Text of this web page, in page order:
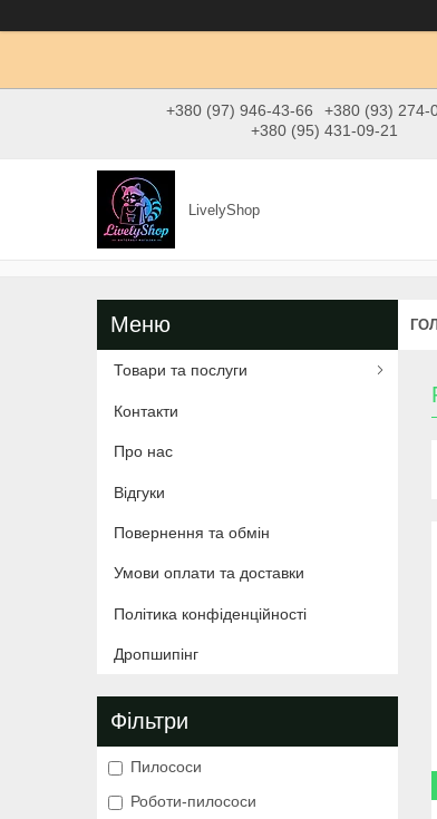
+380 (97) 946-43-66
+380 (93) 274-
+380 (95) 431-09-21
LivelyShop
Товари та послуги
Контакти
Про нас
Відгуки
Повернення та обмін
Умови оплати та доставки
Політика конфіденційності
Дропшипінг
Фільтри
Пилососи
Роботи-пилососи